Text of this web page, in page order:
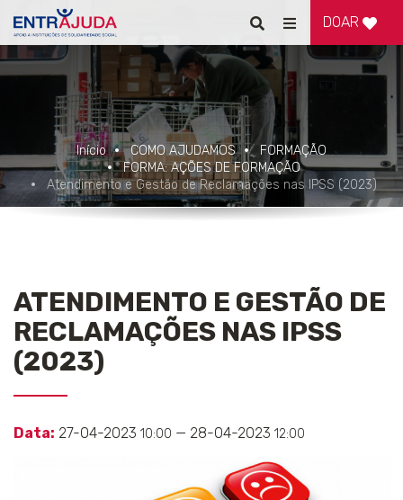
Pesquisar
Alternar
navegação
DOAR
Início COMO AJUDAMOS
FORMAÇÃO
FORMA: AÇÕES DE FORMAÇÃO
Atendimento e Gestão de Reclamações nas IPSS (2023)
ATENDIMENTO E GESTÃO DE
RECLAMAÇÕES NAS IPSS
(2023)
Data: 27-04-2023 10:00 — 28-04-2023 12:00